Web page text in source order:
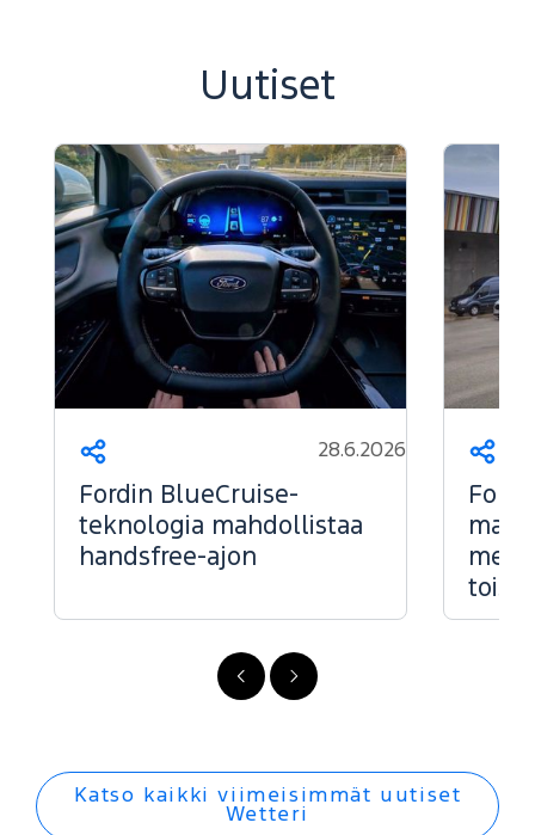
Uutiset
FI
-
FI
-
Jaa 28.6.2026
Fordin BlueCruise-
teknologia mahdollistaa
handsfree-ajon
Jaa
Ford
Katso kaikki viimeisimmät uutiset
Wetteri